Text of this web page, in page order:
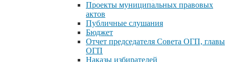
Проекты муниципальных правовых
актов
Публичные слушания
Бюджет
Отчет председателя Совета ОГП, главы
ОГП
Наказы избирателей